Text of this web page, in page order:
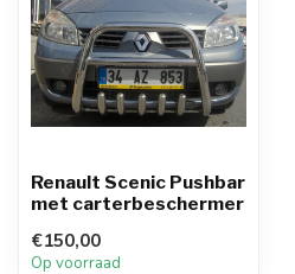
Renault Scenic Pushbar
met carterbeschermer
€150,00
Op voorraad